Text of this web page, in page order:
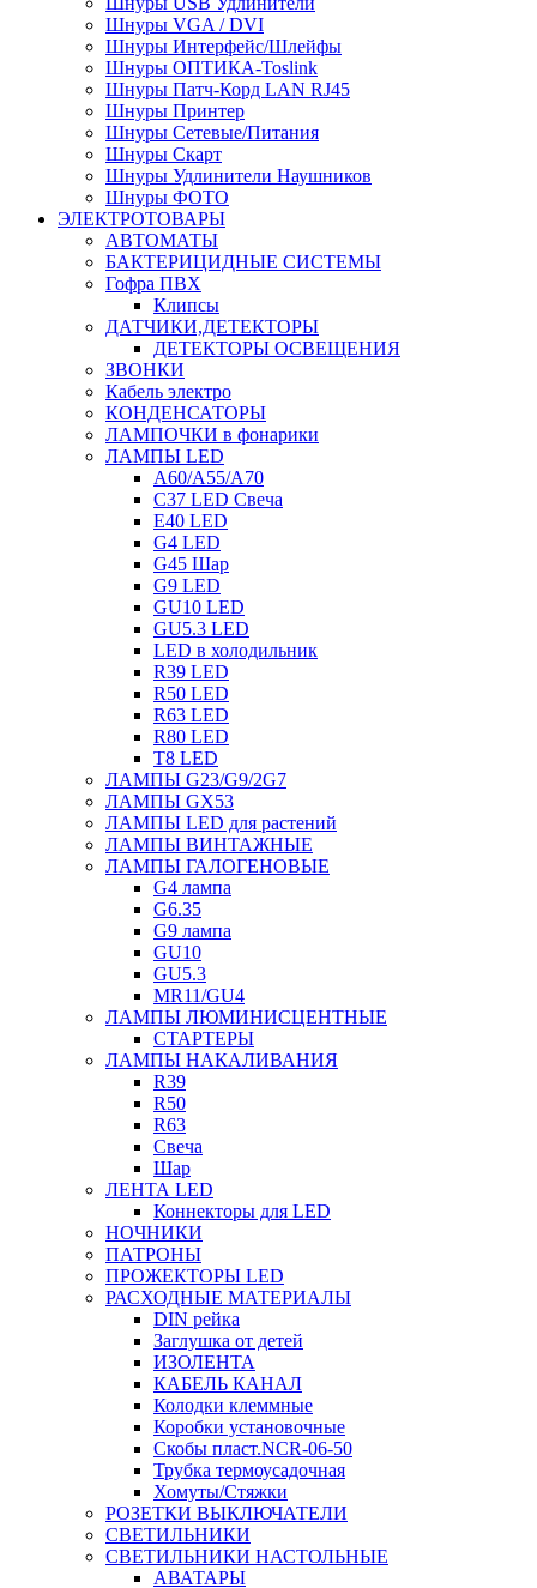
Шнуры VGA / DVI
Шнуры Интерфейс/Шлейфы
Шнуры ОПТИКА-Toslink
Шнуры Патч-Корд LAN RJ45
Шнуры Принтер
Шнуры Сетевые/Питания
Шнуры Скарт
Шнуры Удлинители Наушников
Шнуры ФОТО
ЭЛЕКТРОТОВАРЫ
АВТОМАТЫ
БАКТЕРИЦИДНЫЕ СИСТЕМЫ
Гофра ПВХ
Клипсы
ДАТЧИКИ,ДЕТЕКТОРЫ
ДЕТЕКТОРЫ ОСВЕЩЕНИЯ
ЗВОНКИ
Кабель электро
КОНДЕНСАТОРЫ
ЛАМПОЧКИ в фонарики
ЛАМПЫ LED
A60/A55/A70
C37 LED Свеча
E40 LED
G4 LED
G45 Шар
G9 LED
GU10 LED
GU5.3 LED
LED в холодильник
R39 LED
R50 LED
R63 LED
R80 LED
T8 LED
ЛАМПЫ G23/G9/2G7
ЛАМПЫ GX53
ЛАМПЫ LED для растений
ЛАМПЫ ВИНТАЖНЫЕ
ЛАМПЫ ГАЛОГЕНОВЫЕ
G4 лампа
G6.35
G9 лампа
GU10
GU5.3
MR11/GU4
ЛАМПЫ ЛЮМИНИСЦЕНТНЫЕ
СТАРТЕРЫ
ЛАМПЫ НАКАЛИВАНИЯ
R39
R50
R63
Свеча
Шар
ЛЕНТА LED
Коннекторы для LED
НОЧНИКИ
ПАТРОНЫ
ПРОЖЕКТОРЫ LED
РАСХОДНЫЕ МАТЕРИАЛЫ
DIN рейка
Заглушка от детей
ИЗОЛЕНТА
КАБЕЛЬ КАНАЛ
Колодки клеммные
Коробки установочные
Скобы пласт.NCR-06-50
Трубка термоусадочная
Хомуты/Стяжки
РОЗЕТКИ ВЫКЛЮЧАТЕЛИ
СВЕТИЛЬНИКИ
СВЕТИЛЬНИКИ НАСТОЛЬНЫЕ
АВАТАРЫ